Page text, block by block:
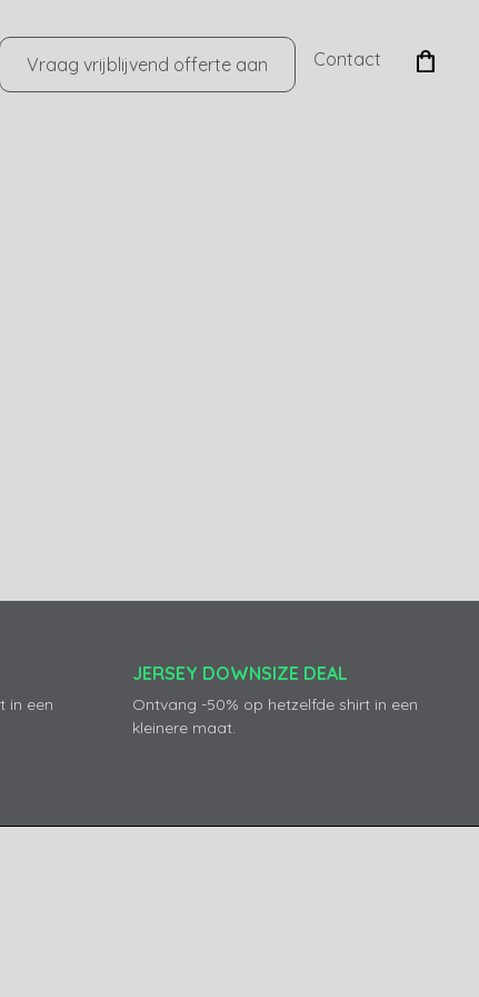
Vraag vrijblijvend offerte aan Contact
in een
JERSEY DOWNSIZE DEAL
Ontvang -50% op hetzelfde shirt in een
kleinere maat.